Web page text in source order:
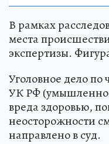
В рамках
места
экспертизы.
Уголовное дело по
УК РФ
вреда здоровью,
неосторожности
направлено в суд.